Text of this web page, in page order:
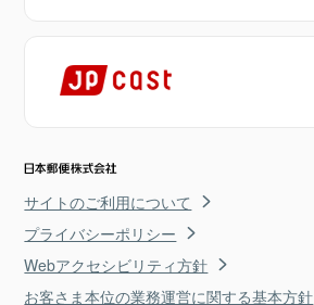
サイトのご利用について
プライバシーポリシー
Webアクセシビリティ方針
お客さま本位の業務運営に関する基本方針